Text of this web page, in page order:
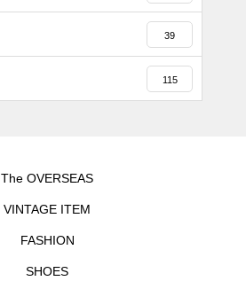
39
115
The OVERSEAS
VINTAGE ITEM
FASHION
SHOES